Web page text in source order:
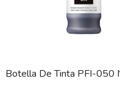
Botella De Tinta PFI-050